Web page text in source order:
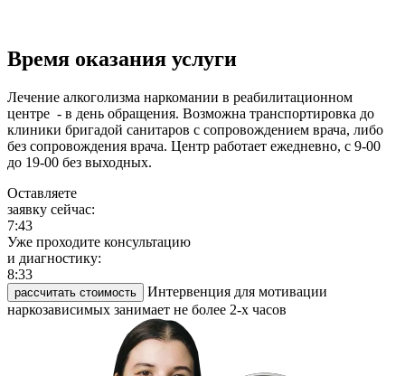
Время оказания услуги
Лечение алкоголизма наркомании в реабилитационном
центре - в день обращения. Возможна транспортировка до
клиники бригадой санитаров с сопровождением врача, либо
без сопровождения врача. Центр работает ежедневно, с 9-00
до 19-00 без выходных.
Оставляете
заявку сейчас:
7:44
Уже проходите консультацию
и диагностику:
8:33
рассчитать стоимость
Интервенция для мотивации
наркозависимых занимает не более 2-х часов